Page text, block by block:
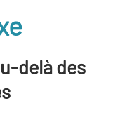
delà des